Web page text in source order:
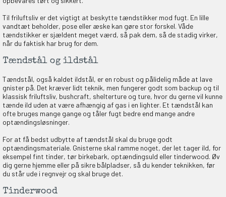
Til friluftsliv er det vigtigt at beskytte tændstikker mod fugt. En lille
vandtæt beholder, pose eller æske kan gøre stor forskel. Våde
tændstikker er sjældent meget værd, så pak dem, så de stadig virker,
når du faktisk har brug for dem.
Tændstål og ildstål
Tændstål, også kaldet ildstål, er en robust og pålidelig måde at lave
gnister på. Det kræver lidt teknik, men fungerer godt som backup og til
klassisk friluftsliv, bushcraft, shelterture og ture, hvor du gerne vil kunne
tænde ild uden at være afhængig af gas i en lighter. Et tændstål kan
ofte bruges mange gange og tåler fugt bedre end mange andre
optændingsløsninger.
For at få bedst udbytte af tændstål skal du bruge godt
optændingsmateriale. Gnisterne skal ramme noget, der let tager ild, for
eksempel fint tinder, tør birkebark, optændingsuld eller tinderwood. Øv
dig gerne hjemme eller på sikre bålpladser, så du kender teknikken, før
du står ude i regnvejr og skal bruge det.
Tinderwood
NEJ TAK!